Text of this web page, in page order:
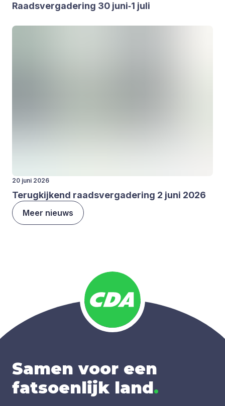
Raads­ver­ga­de­ring 30 juni‑1 juli
20 juni 2026
Terug­kij­kend raads­ver­ga­de­ring 2 juni 2026
Meer nieuws
Samen voor een
fatsoenlijk land.